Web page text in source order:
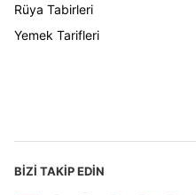
Rüya Tabirleri
Yemek Tarifleri
BİZİ TAKİP EDİN